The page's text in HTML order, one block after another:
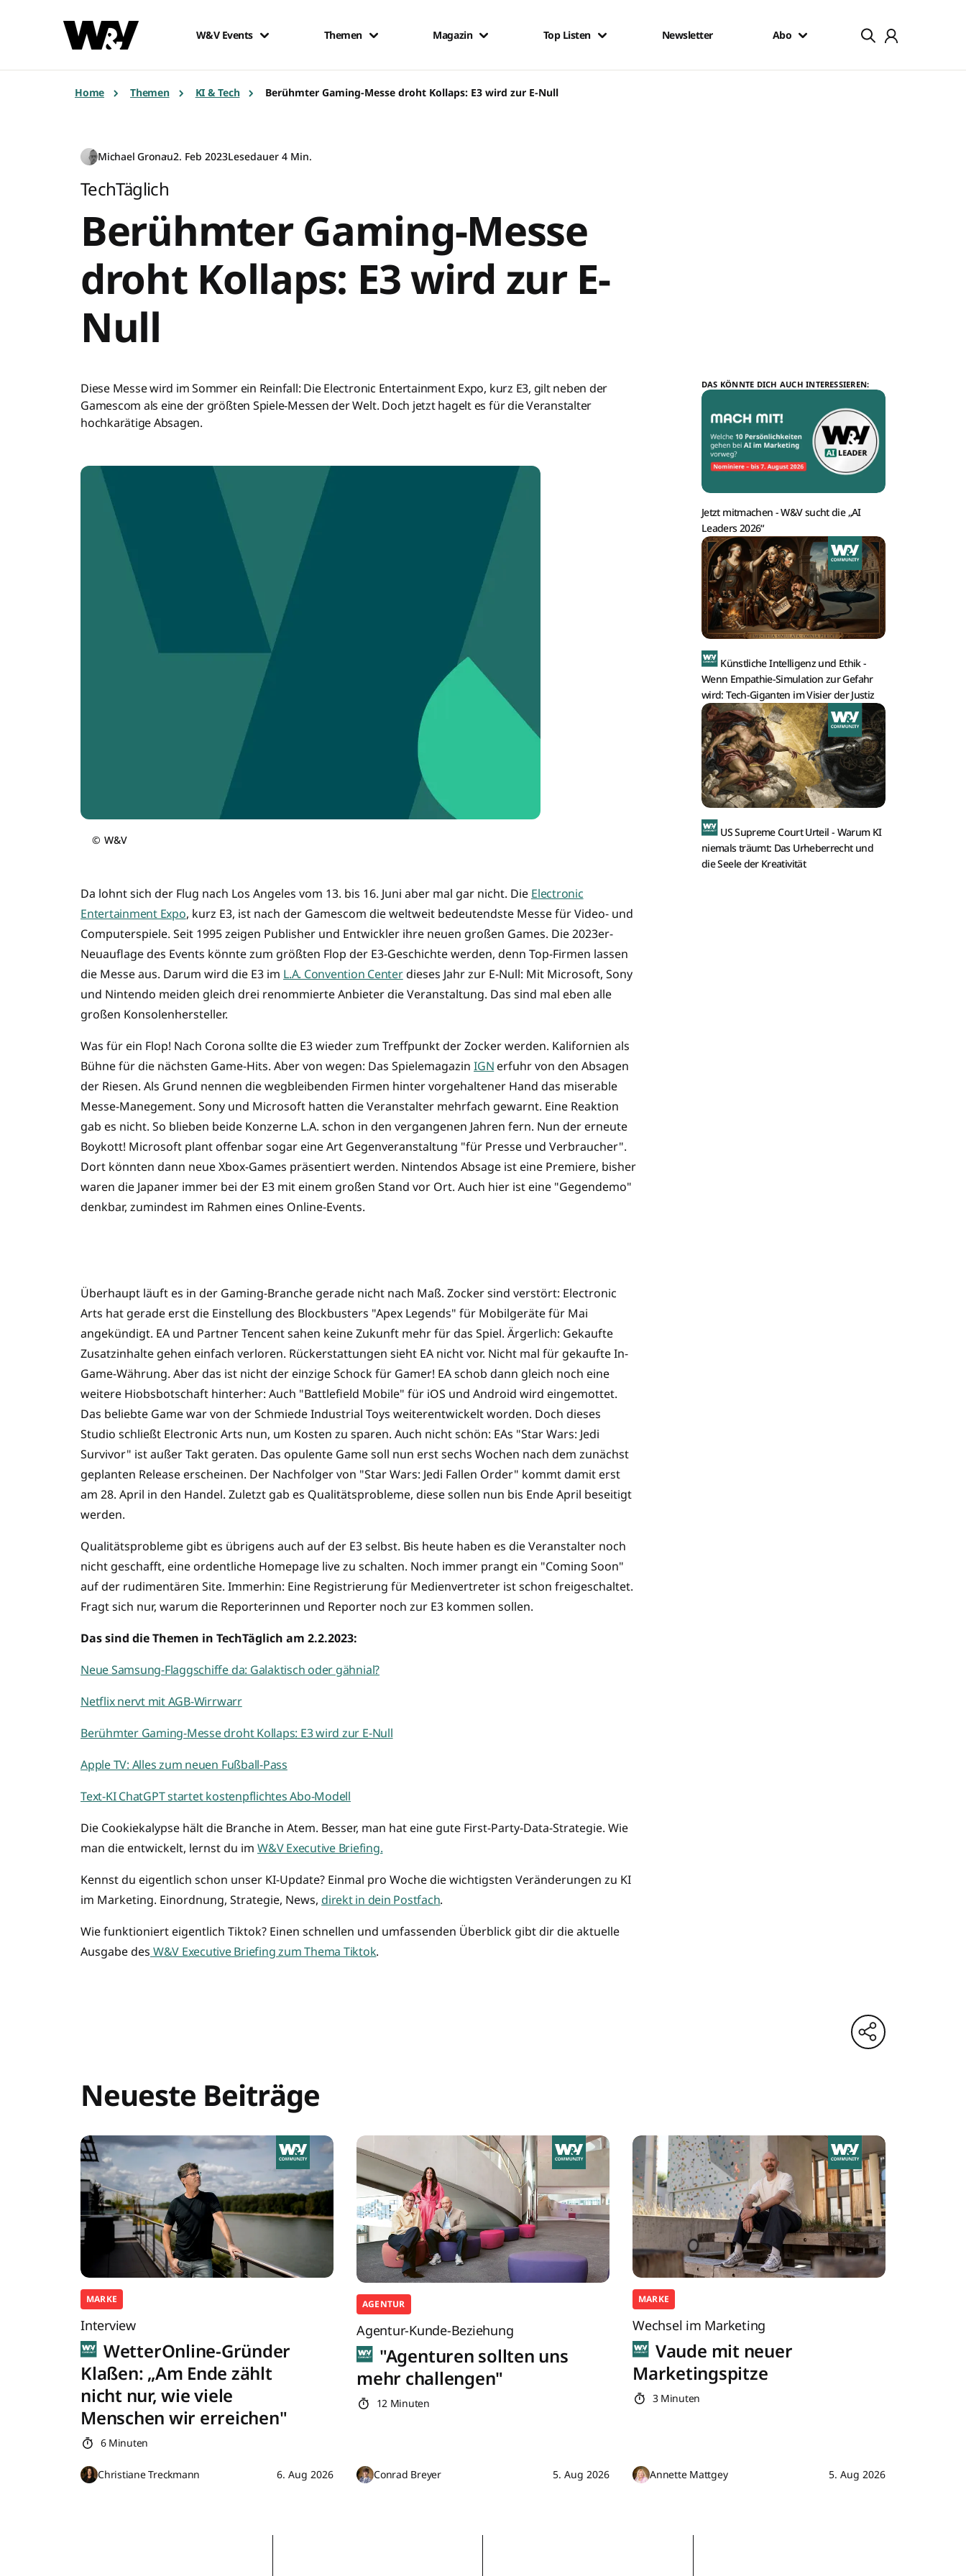
W&V Events Themen Magazin Top Listen Newsletter Abo
Home Themen KI & Tech Berühmter Gaming-Messe droht Kollaps: E3 wird zur E-Null
Michael Gronau2. Feb 2023Lesedauer 4 Min.
TechTäglich
Berühmter Gaming-Messe
droht Kollaps: E3 wird zur E-
Null
Diese Messe wird im Sommer ein Reinfall: Die Electronic Entertainment Expo, kurz E3, gilt neben der
Gamescom als eine der größten Spiele-Messen der Welt. Doch jetzt hagelt es für die Veranstalter
hochkarätige Absagen.
© W&V
Da lohnt sich der Flug nach Los Angeles vom 13. bis 16. Juni aber mal gar nicht. Die Electronic
Entertainment Expo, kurz E3, ist nach der Gamescom die weltweit bedeutendste Messe für Video- und
Computerspiele. Seit 1995 zeigen Publisher und Entwickler ihre neuen großen Games. Die 2023er-
Neuauflage des Events könnte zum größten Flop der E3-Geschichte werden, denn Top-Firmen lassen
die Messe aus. Darum wird die E3 im L.A. Convention Centerdieses Jahr zur E-Null: Mit Microsoft, Sony
und Nintendo meiden gleich drei renommierte Anbieter die Veranstaltung. Das sind mal eben alle
großen Konsolenhersteller.
Was für ein Flop! Nach Corona sollte die E3 wieder zum Treffpunkt der Zocker werden. Kalifornien als
Bühne für die nächsten Game-Hits. Aber von wegen: Das Spielemagazin IGN erfuhr von den Absagen
der Riesen. Als Grund nennen die wegbleibenden Firmen hinter vorgehaltener Hand das miserable
Messe-Manegement. Sony und Microsoft hatten die Veranstalter mehrfach gewarnt. Eine Reaktion
gab es nicht. So blieben beide Konzerne L.A. schon in den vergangenen Jahren fern. Nun der erneute
Boykott! Microsoft plant offenbar sogar eine Art Gegenveranstaltung "für Presse und Verbraucher".
Dort könnten dann neue Xbox-Games präsentiert werden. Nintendos Absage ist eine Premiere, bisher
waren die Japaner immer bei der E3 mit einem großen Stand vor Ort. Auch hier ist eine "Gegendemo"
denkbar, zumindest im Rahmen eines Online-Events.
Überhaupt läuft es in der Gaming-Branche gerade nicht nach Maß. Zocker sind verstört: Electronic
Arts hat gerade erst die Einstellung des Blockbusters "Apex Legends" für Mobilgeräte für Mai
angekündigt. EA und Partner Tencent sahen keine Zukunft mehr für das Spiel. Ärgerlich: Gekaufte
Zusatzinhalte gehen einfach verloren. Rückerstattungen sieht EA nicht vor. Nicht mal für gekaufte In-
Game-Währung. Aber das ist nicht der einzige Schock für Gamer! EA schob dann gleich noch eine
weitere Hiobsbotschaft hinterher: Auch "Battlefield Mobile" für iOS und Android wird eingemottet.
Das beliebte Game war von der Schmiede Industrial Toys weiterentwickelt worden. Doch dieses
Studio schließt Electronic Arts nun, um Kosten zu sparen. Auch nicht schön: EAs "Star Wars: Jedi
Survivor" ist außer Takt geraten. Das opulente Game soll nun erst sechs Wochen nach dem zunächst
geplanten Release erscheinen. Der Nachfolger von "Star Wars: Jedi Fallen Order" kommt damit erst
am 28. April in den Handel. Zuletzt gab es Qualitätsprobleme, diese sollen nun bis Ende April beseitigt
werden.
Qualitätsprobleme gibt es übrigens auch auf der E3 selbst. Bis heute haben es die Veranstalter noch
nicht geschafft, eine ordentliche Homepage live zu schalten. Noch immer prangt ein "Coming Soon"
auf der rudimentären Site. Immerhin: Eine Registrierung für Medienvertreter ist schon freigeschaltet.
Fragt sich nur, warum die Reporterinnen und Reporter noch zur E3 kommen sollen.
Das sind die Themen in TechTäglich am 2.2.2023:
Neue Samsung-Flaggschiffe da: Galaktisch oder gähnial?
Netflix nervt mit AGB-Wirrwarr
Berühmter Gaming-Messe droht Kollaps: E3 wird zur E-Null
Apple TV: Alles zum neuen Fußball-Pass
Text-KI ChatGPT startet kostenpflichtes Abo-Modell
Die Cookiekalypse hält die Branche in Atem. Besser, man hat eine gute First-Party-Data-Strategie. Wie
man die entwickelt, lernst du im W&V Executive Briefing.
Kennst du eigentlich schon unser KI-Update? Einmal pro Woche die wichtigsten Veränderungen zu KI
im Marketing. Einordnung, Strategie, News, direkt in dein Postfach.
Wie funktioniert eigentlich Tiktok? Einen schnellen und umfassenden Überblick gibt dir die aktuelle
Ausgabe des W&V Executive Briefing zum Thema Tiktok.
DAS KÖNNTE DICH AUCH INTERESSIEREN:
Jetzt mitmachen -W&V sucht die „AI
Leaders 2026“
Künstliche Intelligenz und Ethik -
Wenn Empathie-Simulation zur Gefahr
wird: Tech-Giganten im Visier der Justiz
US Supreme Court Urteil - Warum KI
niemals träumt: Das Urheberrecht und
die Seele der Kreativität
Neueste Beiträge
MARKE
Interview
WetterOnline-Gründer
Klaßen: „Am Ende zählt
nicht nur, wie viele
Menschen wir erreichen"
6 Minuten
Christiane Treckmann 6. Aug 2026
AGENTUR
Agentur-Kunde-Beziehung
"Agenturen sollten uns
mehr challengen"
12 Minuten
Conrad Breyer 5. Aug 2026
MARKE
Wechsel im Marketing
Vaude mit neuer
Marketingspitze
3 Minuten
Annette Mattgey 5. Aug 2026